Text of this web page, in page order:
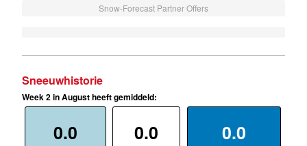
Snow-Forecast Partner Offers
Sneeuwhistorie
Week 2 in August heeft gemiddeld:
0.0 0.0 0.0